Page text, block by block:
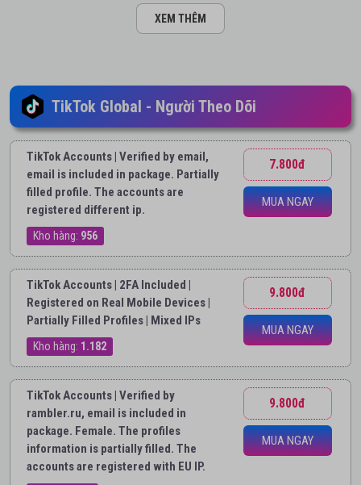
XEM THÊM
TikTok Global - Người Theo Dõi
TikTok Accounts | Verified by email,
email is included in package. Partially
filled profile. The accounts are
registered different ip.
Kho hàng: 956
7.800đ
MUA NGAY
TikTok Accounts | 2FA Included |
Registered on Real Mobile Devices |
Partially Filled Profiles | Mixed IPs
Kho hàng: 1.182
9.800đ
MUA NGAY
TikTok Accounts | Verified by
rambler.ru, email is included in
package. Female. The profiles
information is partially filled. The
accounts are registered with EU IP.
9.800đ
MUA NGAY